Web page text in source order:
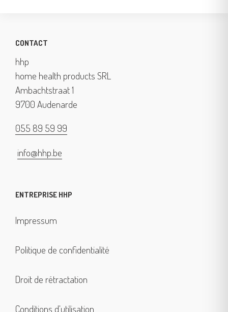
CONTACT
hhp
home health products SRL
Ambachtstraat 1
9700 Audenarde
055 89 59 99
info@hhp.be
ENTREPRISE HHP
Impressum
Politique de confidentialité
Droit de rétractation
Conditions d'utilisation